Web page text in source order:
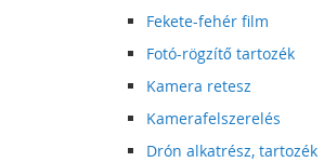
Fekete-fehér film
Fotó-rögzítő tartozék
Kamera retesz
Kamerafelszerelés
Drón alkatrész, tartozék